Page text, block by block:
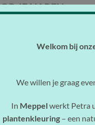
JE HAREN
erg belangrijk om lief
Wil je toch
je haar. En zorg dat je
van je haar. Wil je
kiest voor een zo
van een goede
Welkom bij
We willen je graag
In Meppelwerkt Petra
plantenkleuring– een